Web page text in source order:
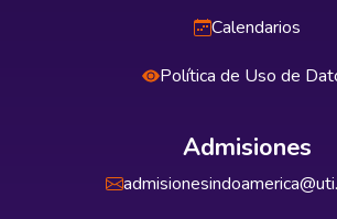
Calendarios
Política de Uso de
Admisiones